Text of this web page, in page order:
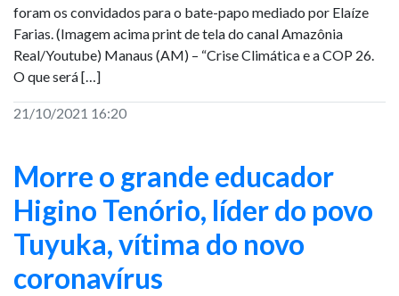
foram os convidados para o bate-papo mediado por Elaíze
Farias. (Imagem acima print de tela do canal Amazônia
Real/Youtube) Manaus (AM) – “Crise Climática e a COP 26.
O que será […]
21/10/2021 16:20
Morre o grande educador
Higino Tenório, líder do povo
Tuyuka, vítima do novo
coronavírus